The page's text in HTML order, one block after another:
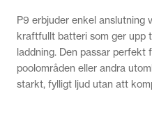
P9 erbjuder enkel anslutning
kraftfullt batteri som ger upp
laddning. Den passar perfekt
poolområden eller andra
starkt, fylligt ljud utan att